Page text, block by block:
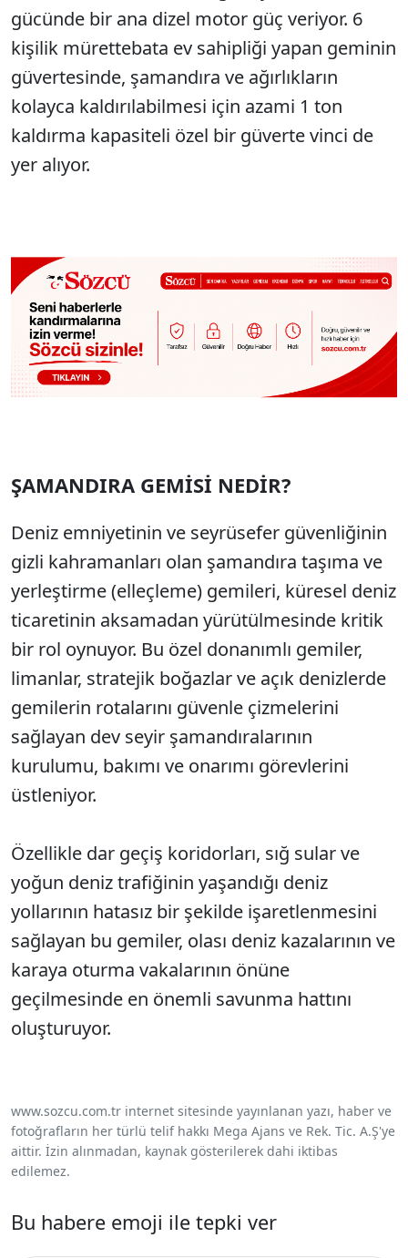
gücünde bir ana dizel motor güç veriyor. 6
kişilik mürettebata ev sahipliği yapan geminin
güvertesinde, şamandıra ve ağırlıkların
kolayca kaldırılabilmesi için azami 1 ton
kaldırma kapasiteli özel bir güverte vinci de
yer alıyor.
ŞAMANDIRA GEMİSİ NEDİR?
Deniz emniyetinin ve seyrüsefer güvenliğinin
gizli kahramanları olan şamandıra taşıma ve
yerleştirme (elleçleme) gemileri, küresel deniz
ticaretinin aksamadan yürütülmesinde kritik
bir rol oynuyor. Bu özel donanımlı gemiler,
limanlar, stratejik boğazlar ve açık denizlerde
gemilerin rotalarını güvenle çizmelerini
sağlayan dev seyir şamandıralarının
kurulumu, bakımı ve onarımı görevlerini
üstleniyor.
Özellikle dar geçiş koridorları, sığ sular ve
yoğun deniz trafiğinin yaşandığı deniz
yollarının hatasız bir şekilde işaretlenmesini
sağlayan bu gemiler, olası deniz kazalarının ve
karaya oturma vakalarının önüne
geçilmesinde en önemli savunma hattını
oluşturuyor.
www.sozcu.com.tr internet sitesinde yayınlanan yazı, haber ve
fotoğrafların her türlü telif hakkı Mega Ajans ve Rek. Tic. A.Ş'ye
aittir. İzin alınmadan, kaynak gösterilerek dahi iktibas
edilemez.
Bu habere emoji ile tepki ver